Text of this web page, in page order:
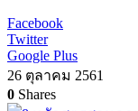
Facebook
Twitter
Google Plus
26 ตุลาคม 2561
0 Shares